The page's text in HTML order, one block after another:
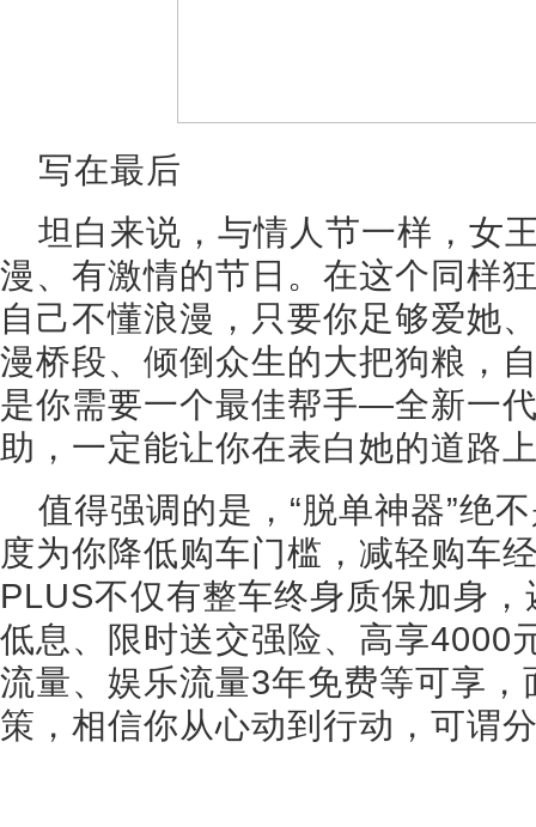
写在最后
坦白来说，与情人节一样，女
漫、有激情的节日。在这个同样
自己不懂浪漫，只要你足够爱她
漫桥段、倾倒众生的大把狗粮，
是你需要一个最佳帮手—全新一
助，一定能让你在表白她的道路
值得强调的是，“脱单神器”绝
度为你降低购车门槛，减轻购车
PLUS不仅有整车终身质保加身
低息、限时送交强险、高享4000
流量、娱乐流量3年免费等可享，
策，相信你从心动到行动，可谓